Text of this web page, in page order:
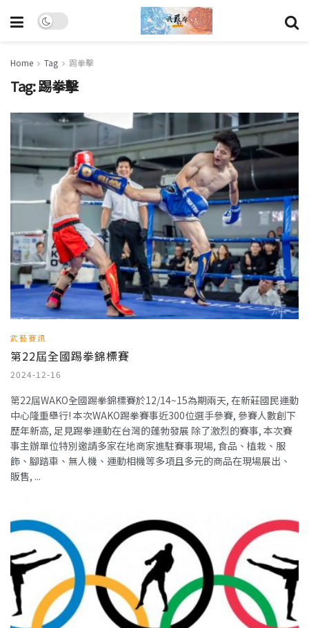
Home Tag 踢拳擊
Tag:踢拳擊
武藝賽訊
第22屆全國踢拳錦標賽
2024-12-16
第22屆WAKO全國踢拳錦標賽於12/14~15為期兩天, 在新莊國民運動
中心隆重舉行! 本次WAKO踢拳賽事近300位選手參賽, 參賽人數創下
歷年新高, 足見踢拳運動在台灣的蓬勃發展 除了激烈的賽事, 本次賽
事主辦單位特別邀請多家在地商家進駐賽事現場, 食品、植栽、服
飾、腳踏車、無人機、運動相機等多項且多元的商品在現場展出、
販售, ...